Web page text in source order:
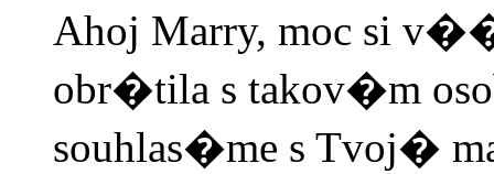
Ahoj Marry, moc si
obr�tila s takov�m
souhlas�me s Tvoj�